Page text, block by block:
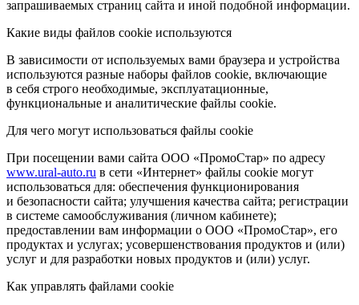
запрашиваемых страниц сайта и иной подобной информации.
Какие виды файлов cookie используются
В зависимости от используемых вами браузера и устройства
используются разные наборы файлов cookie, включающие
в себя строго необходимые, эксплуатационные,
функциональные и аналитические файлы cookie.
Для чего могут использоваться файлы cookie
При посещении вами сайта ООО «ПромоСтар» по адресу
www.ural-auto.ru в сети «Интернет» файлы cookie могут
использоваться для: обеспечения функционирования
и безопасности сайта; улучшения качества сайта; регистрации
в системе самообслуживания (личном кабинете);
предоставлении вам информации о ООО «ПромоСтар», его
продуктах и услугах; усовершенствования продуктов и (или)
услуг и для разработки новых продуктов и (или) услуг.
Как управлять файлами cookie